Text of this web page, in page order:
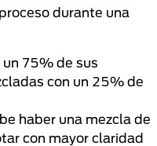
durante una
75% de sus
con un 25% de
haber una mezcla de
con mayor claridad